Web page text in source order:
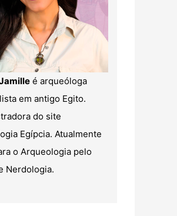
é arqueóloga
em antigo Egito.
do site
Egípcia. Atualmente
o Arqueologia pelo
Nerdologia.